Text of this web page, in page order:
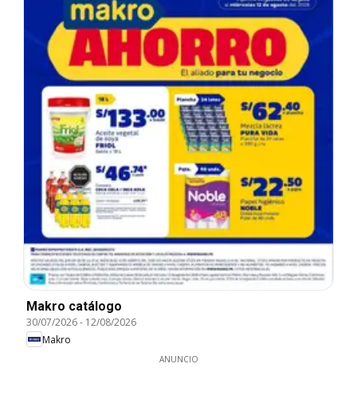
Makro catálogo
30/07/2026- 12/08/2026
Makro
ANUNCIO